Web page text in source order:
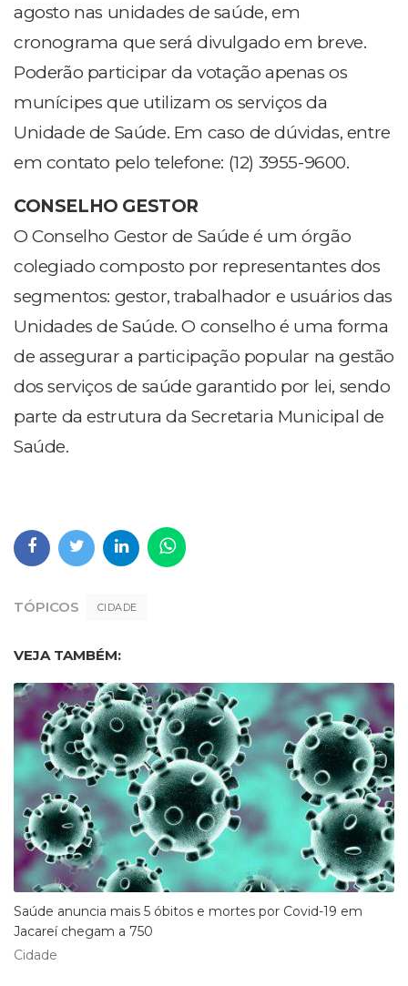
agosto nas unidades de saúde, em
cronograma que será divulgado em breve.
Poderão participar da votação apenas os
munícipes que utilizam os serviços da
Unidade de Saúde. Em caso de dúvidas, entre
em contato pelo telefone: (12) 3955-9600.
CONSELHO GESTOR
O Conselho Gestor de Saúde é um órgão
colegiado composto por representantes dos
segmentos: gestor, trabalhador e usuários das
Unidades de Saúde. O conselho é uma forma
de assegurar a participação popular na gestão
dos serviços de saúde garantido por lei, sendo
parte da estrutura da Secretaria Municipal de
Saúde.
TÓPICOS CIDADE
VEJA TAMBÉM:
Saúde anuncia mais 5 óbitos e mortes por Covid-19 em
Jacareí chegam a 750
Cidade